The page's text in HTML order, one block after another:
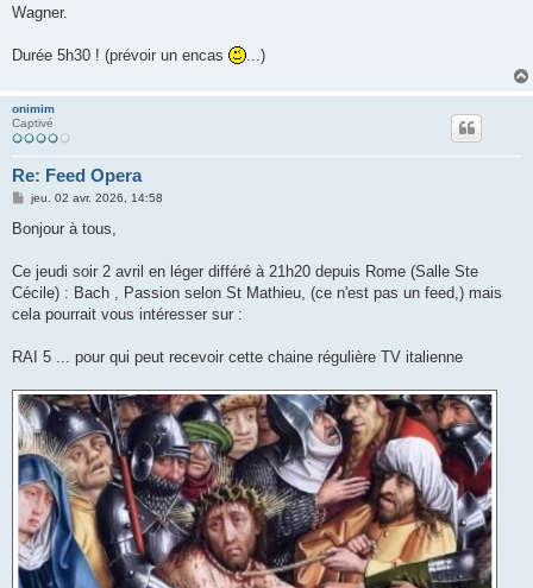
Wagner.
Durée 5h30 ! (prévoir un encas ...)
onimim
Captivé
Re: Feed Opera
M
s
g
jeu. 02 avr. 2026, 14:58
Bonjour à tous,
Ce jeudi soir 2 avril en léger différé à 21h20 depuis Rome (Salle Ste
Cécile) : Bach , Passion selon St Mathieu, (ce n'est pas un feed,) mais
cela pourrait vous intéresser sur :
RAI 5 ... pour qui peut recevoir cette chaine régulière TV italienne